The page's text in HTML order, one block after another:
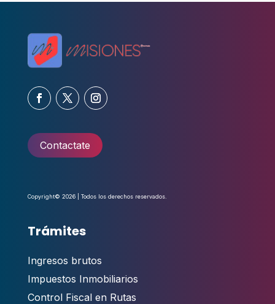
Contactate
Copyright© 2026 | Todos los derechos reservados.
Trámites
Ingresos brutos
Impuestos Inmobiliarios
Control Fiscal en Rutas